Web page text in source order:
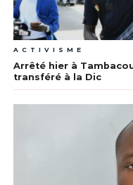
ACTIVISME
Arrêté hier à
transféré à la Dic